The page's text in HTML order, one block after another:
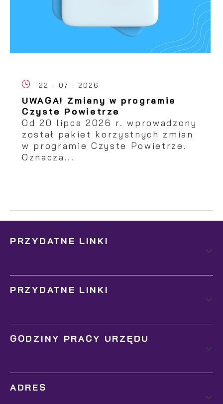
22 - 07 - 2026
UWAGA! Zmiany w programie
Czyste Powietrze
Od 20 lipca 2026 r. wprowadzony
został pakiet korzystnych zmian
w programie Czyste Powietrze.
Oznacza...
PRZYDATNE LINKI
PRZYDATNE LINKI
GODZINY PRACY URZĘDU
ADRES